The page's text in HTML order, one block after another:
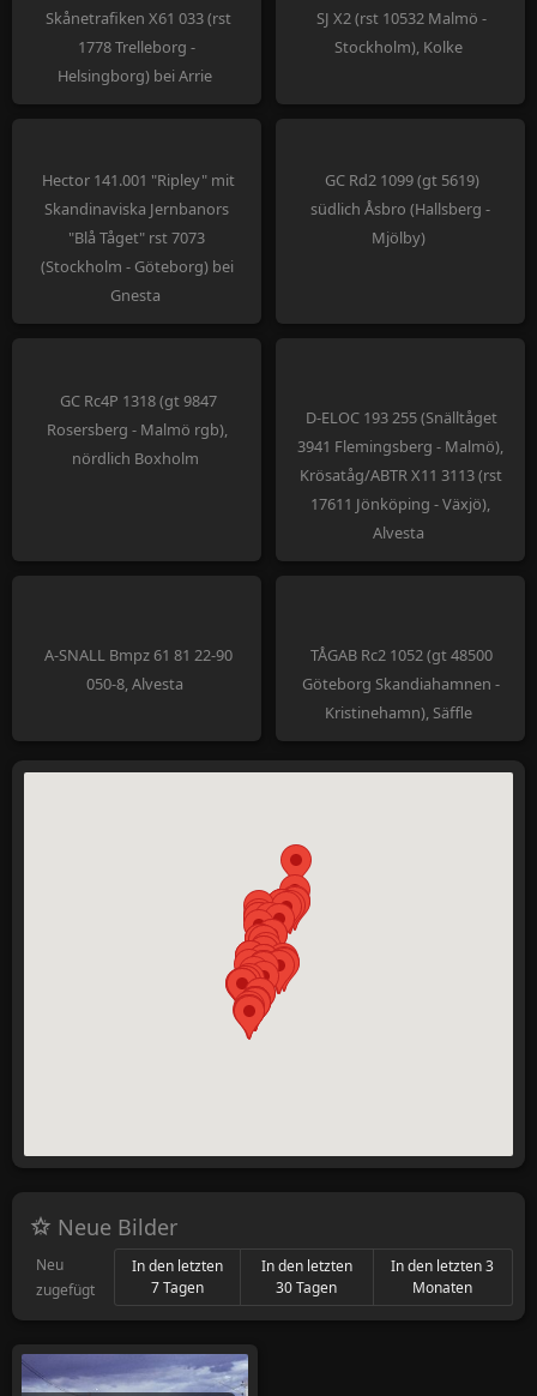
Skånetrafiken X61 033 (rst
1778 Trelleborg -
Helsingborg) bei Arrie
SJ X2 (rst 10532 Malmö -
Stockholm), Kolke
Hector 141.001 "Ripley" mit
Skandinaviska Jernbanors
"Blå Tåget" rst 7073
(Stockholm - Göteborg) bei
Gnesta
GC Rd2 1099 (gt 5619)
südlich Åsbro (Hallsberg -
Mjölby)
GC Rc4P 1318 (gt 9847
Rosersberg - Malmö rgb),
nördlich Boxholm
D-ELOC 193 255 (Snälltåget
3941 Flemingsberg - Malmö),
Krösatåg/ABTR X11 3113 (rst
17611 Jönköping - Växjö),
Alvesta
A-SNALL Bmpz 61 81 22-90
050-8, Alvesta
TÅGAB Rc2 1052 (gt 48500
Göteborg Skandiahamnen -
Kristinehamn), Säffle
Neue Bilder
Neu
zugefügt
In den letzten
7 Tagen
In den letzten
30 Tagen
In den letzten 3
Monaten